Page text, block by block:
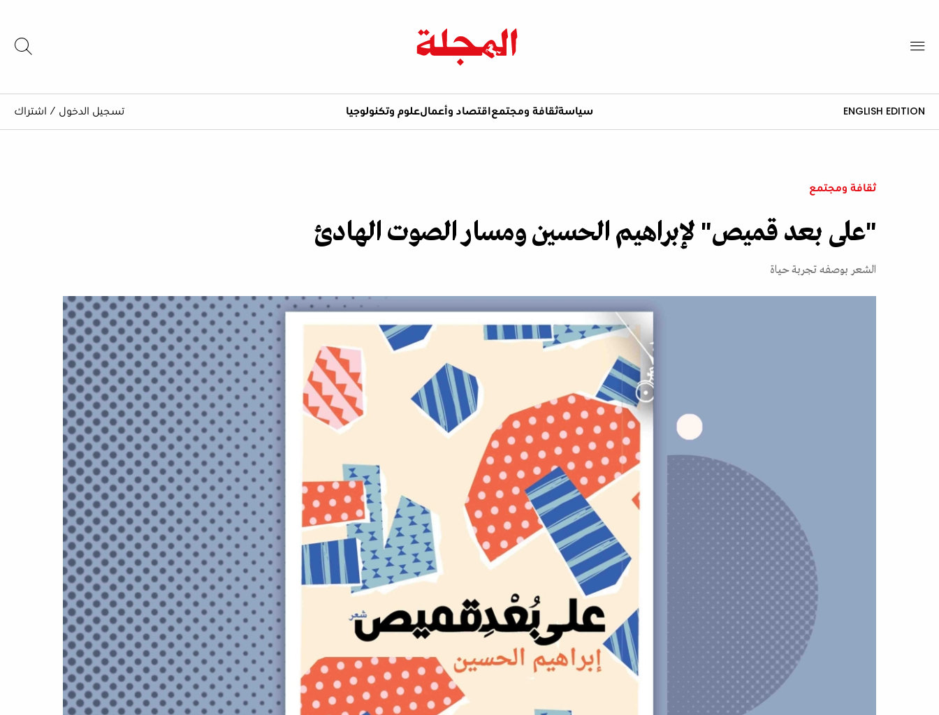
ENGLISH EDITION سياسةثقافة ومجتمع اقتصاد وأعمالعلوم وتكنولوجيا تسجيل الدخول / اشتراك
ثقافة ومجتمع
"على بعد قميص" لإبراهيم الحسين ومسار الصوت الهادئ
الشعر بوصفه تجربة حياة